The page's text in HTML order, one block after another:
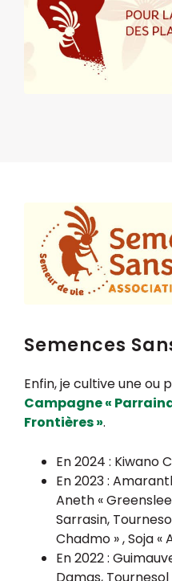
Semences
Enfin, je cultive une ou
Campagne «
Frontières ».
En 2024 : Kiwano
En 2023 :
Aneth «
Sarrasin,
Chadmo » , Soja «
En 2022 :